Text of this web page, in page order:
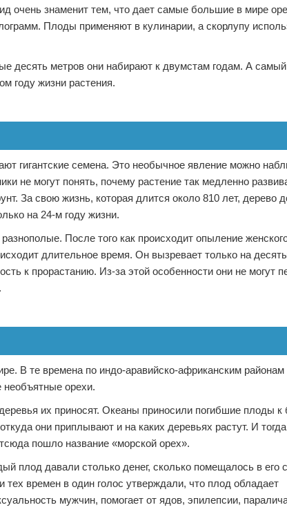
очень знаменит тем, что дает самые большие в мире
Плоды применяют в кулинарии, а скорлупу
десять метров они набирают к двумстам годам. А
году жизни растения.
гигантские семена. Это необычное явление можно
не могут понять, почему растение так медленно
За свою жизнь, которая длится около 810 лет, дерево
на 24-м году жизни.
После того как происходит опыление
длительное время. Он вызревает только на
к прорастанию. Из-за этой особенности они не могут
В те времена по индо-аравийско-африканским районам
необъятные орехи.
их приносят. Океаны приносили погибшие плоды к
они приплывают и на каких деревьях растут. И
пошло название «морской орех».
плод давали столько денег, сколько помещалось в его
времен в один голос утверждали, что плод обладает
мужчин, помогает от ядов, эпилепсии,